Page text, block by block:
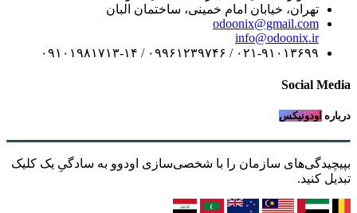
تهران، خیابان امام خمینی، ساختمان البان
odoonix@gmail.com
info@odoonix.ir
۰۲۱-۹۱۰۱۳۶۹۹ / ۰۹۹۶۱۲۳۹۷۴۶ / ۰۹۱۰۱۹۸۱۷۱۳-۱۴
Social Media
درباره اودونیکس
بپیچیدگی‌های سازمان را با شخصی‌سازی اودوو به سادگیِ یک کلیک
تبدیل کنید.